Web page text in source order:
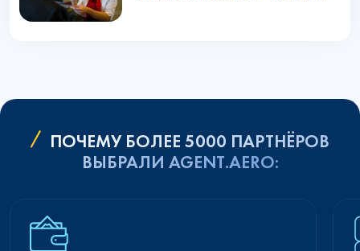
ПОЧЕМУ БОЛЕЕ 5000 ПАРТНЁРОВ
ВЫБРАЛИ AGENT.AERO: